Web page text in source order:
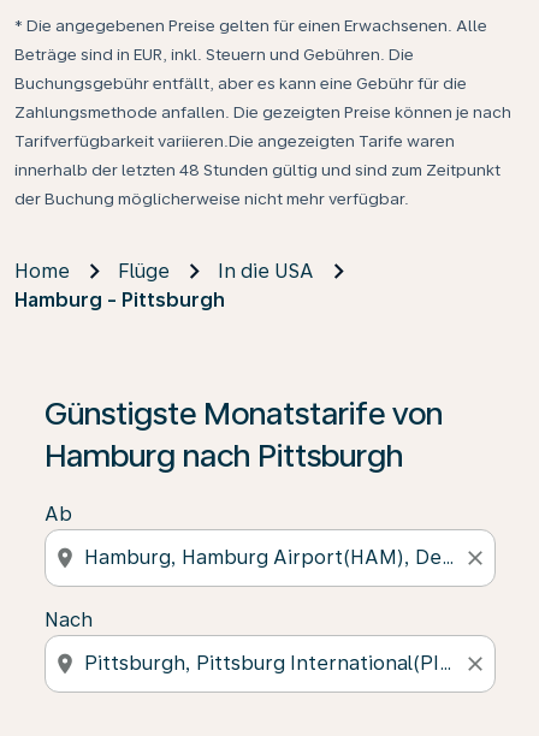
* Die angegebenen Preise gelten für einen Erwachsenen. Alle
Beträge sind in EUR, inkl. Steuern und Gebühren. Die
Buchungsgebühr entfällt, aber es kann eine Gebühr für die
Zahlungsmethode anfallen. Die gezeigten Preise können je nach
Tarifverfügbarkeit variieren.Die angezeigten Tarife waren
innerhalb der letzten 48 Stunden gültig und sind zum Zeitpunkt
der Buchung möglicherweise nicht mehr verfügbar.
Home Flüge
In die USA
Hamburg - Pittsburgh
Günstigste Monatstarife von
Hamburg nach Pittsburgh
Ab
location_on close
Nach
location_on close